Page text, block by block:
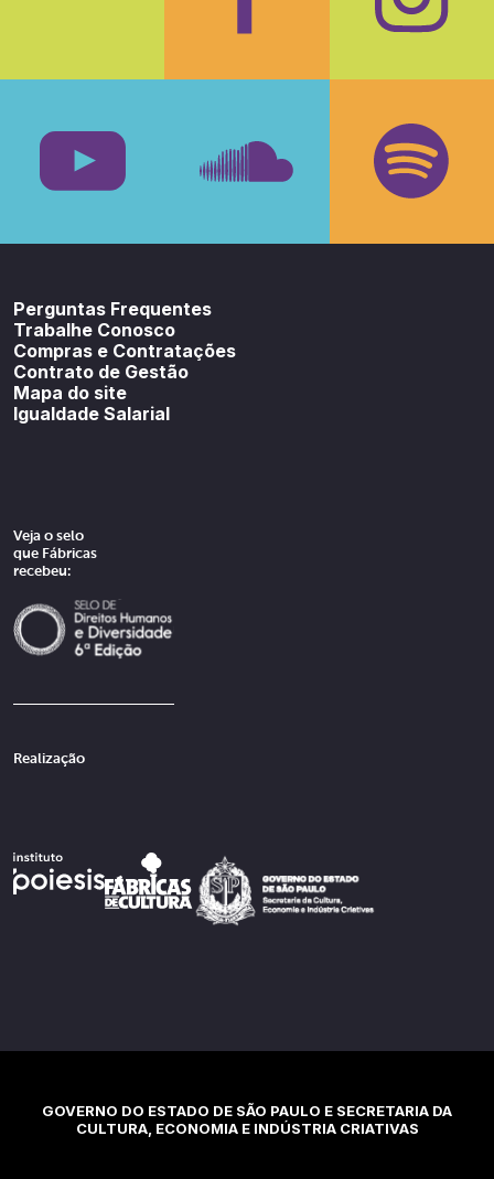
Facebook
Perguntas Frequentes
Trabalhe Conosco
Compras e Contratações
Contrato de Gestão
Mapa do site
Igualdade Salarial
Veja o selo
que Fábricas
recebeu:
Realização
GOVERNO DO ESTADO DE SÃO PAULO E SECRETARIA DA
CULTURA, ECONOMIA E INDÚSTRIA CRIATIVAS